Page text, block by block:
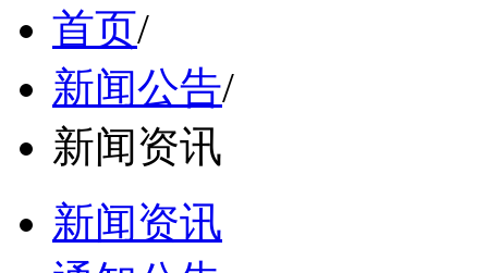
首页/
新闻公告/
新闻资讯
新闻资讯